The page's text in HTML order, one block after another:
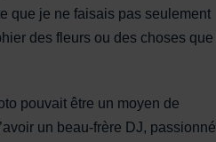
que je ne faisais pas seulement
des fleurs ou des choses que
pouvait être un moyen de
un beau-frère DJ, passionné